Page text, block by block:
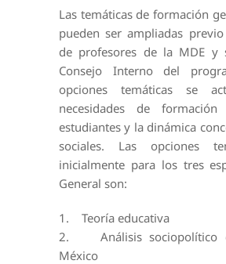
Las temáticas de formación
pueden ser ampliadas
de profesores de la MDE y
Consejo Interno del
opciones temáticas se
necesidades de
estudiantes y la dinámica
sociales. Las opciones
inicialmente para los tres
General son:
1. Teoría educativa
2. Análisis sociopolítico
México